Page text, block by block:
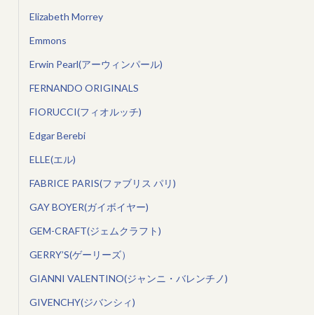
Elizabeth Morrey
Emmons
Erwin Pearl(アーウィンパール)
FERNANDO ORIGINALS
FIORUCCI(フィオルッチ)
Edgar Berebi
ELLE(エル)
FABRICE PARIS(ファブリス パリ)
GAY BOYER(ガイボイヤー)
GEM-CRAFT(ジェムクラフト)
GERRY’S(ゲーリーズ）
GIANNI VALENTINO(ジャンニ・バレンチノ)
GIVENCHY(ジバンシィ)